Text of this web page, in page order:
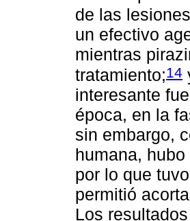
de las
un efectivo
mientras
tratamiento;14
interesante
época, en la
sin embargo,
humana,
por lo que
permitió
Los